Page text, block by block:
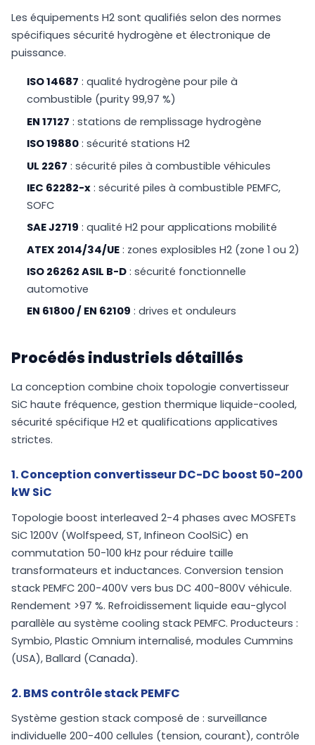
Les équipements H2 sont qualifiés selon des normes
spécifiques sécurité hydrogène et électronique de
puissance.
ISO 14687 : qualité hydrogène pour pile à
combustible (purity 99,97 %)
EN 17127 : stations de remplissage hydrogène
ISO 19880 : sécurité stations H2
UL 2267 : sécurité piles à combustible véhicules
IEC 62282-x : sécurité piles à combustible PEMFC,
SOFC
SAE J2719 : qualité H2 pour applications mobilité
ATEX 2014/34/UE : zones explosibles H2 (zone 1 ou 2)
ISO 26262 ASIL B-D : sécurité fonctionnelle
automotive
EN 61800 / EN 62109 : drives et onduleurs
Procédés industriels détaillés
La conception combine choix topologie convertisseur
SiC haute fréquence, gestion thermique liquide-cooled,
sécurité spécifique H2 et qualifications applicatives
strictes.
1. Conception convertisseur DC-DC boost 50-200
kW SiC
Topologie boost interleaved 2-4 phases avec MOSFETs
SiC 1200V (Wolfspeed, ST, Infineon CoolSiC) en
commutation 50-100 kHz pour réduire taille
transformateurs et inductances. Conversion tension
stack PEMFC 200-400V vers bus DC 400-800V véhicule.
Rendement >97 %. Refroidissement liquide eau-glycol
parallèle au système cooling stack PEMFC. Producteurs :
Symbio, Plastic Omnium internalisé, modules Cummins
(USA), Ballard (Canada).
2. BMS contrôle stack PEMFC
Système gestion stack composé de : surveillance
individuelle 200-400 cellules (tension, courant), contrôle